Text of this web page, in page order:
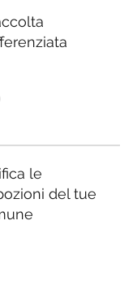
le
del tue